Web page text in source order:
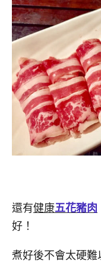
還有健康五花豬肉
好！
煮好後不會太硬